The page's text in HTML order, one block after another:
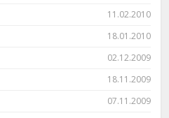
11.02.2010
18.01.2010
02.12.2009
18.11.2009
07.11.2009